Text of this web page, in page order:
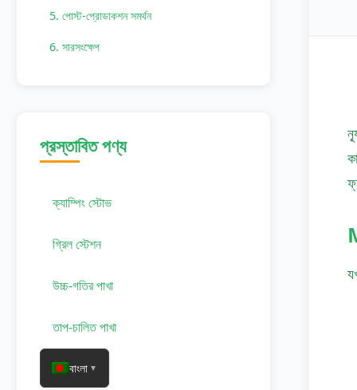
5. পোস্ট-প্রোডাকশন সমর্থন
6. সারসংক্ষেপ
প্রস্তাবিত পণ্য
ক্যাম্পিং স্টোভ
গ্রিল স্টেশন
উচ্চ-গতির পাখা
তাপ-চালিত পাখা
বাংলা ▼